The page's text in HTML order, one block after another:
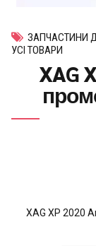
ЗАПЧАСТИНИ
УСІ ТОВАРИ
XAG
XAG XP 2020